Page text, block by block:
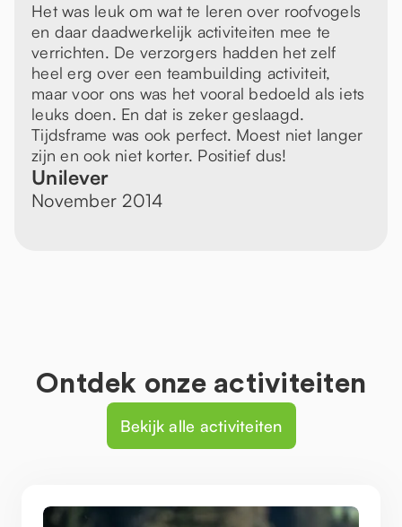
Het was leuk om wat te leren over roofvogels
en daar daadwerkelijk activiteiten mee te
verrichten. De verzorgers hadden het zelf
heel erg over een teambuilding activiteit,
maar voor ons was het vooral bedoeld als iets
leuks doen. En dat is zeker geslaagd.
Tijdsframe was ook perfect. Moest niet langer
zijn en ook niet korter. Positief dus!
Unilever
November 2014
Ontdek onze activiteiten
Bekijk alle activiteiten